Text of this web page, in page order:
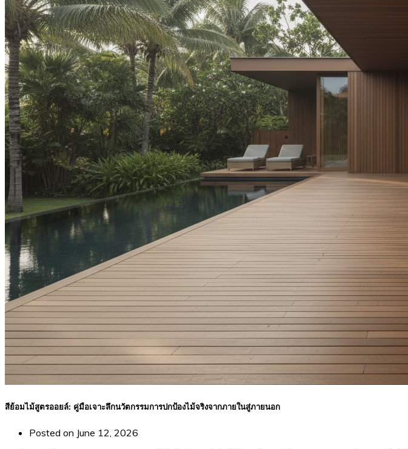
สีย้อมไม้สูตรออยล์: คู่มือเจาะลึกนวัตกรรมการปกป้องไม้จริงจากภายในสู่ภายนอก
Posted on June 12, 2026